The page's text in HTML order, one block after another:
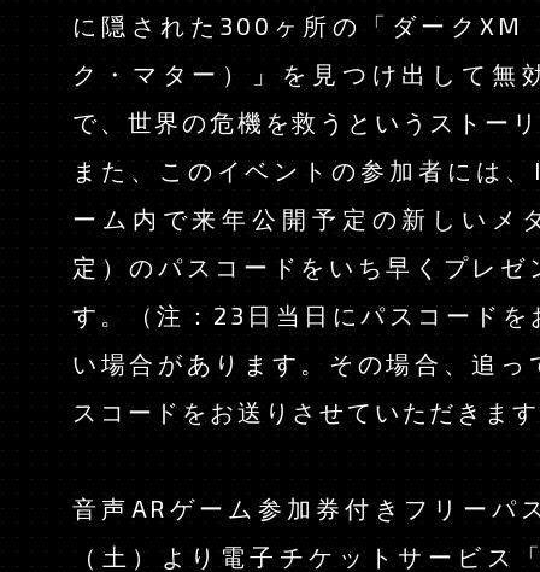
に隠された300ヶ所の「ダークXM
ク・マター）」を見つけ出して無
で、世界の危機を救うというストー
また、このイベントの参加者には
ーム内で来年公開予定の新しいメ
定）のパスコードをいち早くプレゼ
す。（注：23日当日にパスコードを
い場合があります。その場合、追っ
スコードをお送りさせていただきま
音声ARゲーム参加券付きフリーパ
（土）より電子チケットサービス